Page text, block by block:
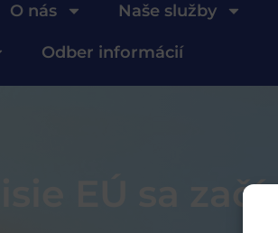
O nás Naše služby
Odber informácií
EÚ sa